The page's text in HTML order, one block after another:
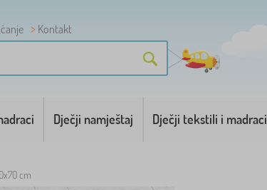
Kontakt
Dječji namještaj Dječji tekstili i madraci
cm